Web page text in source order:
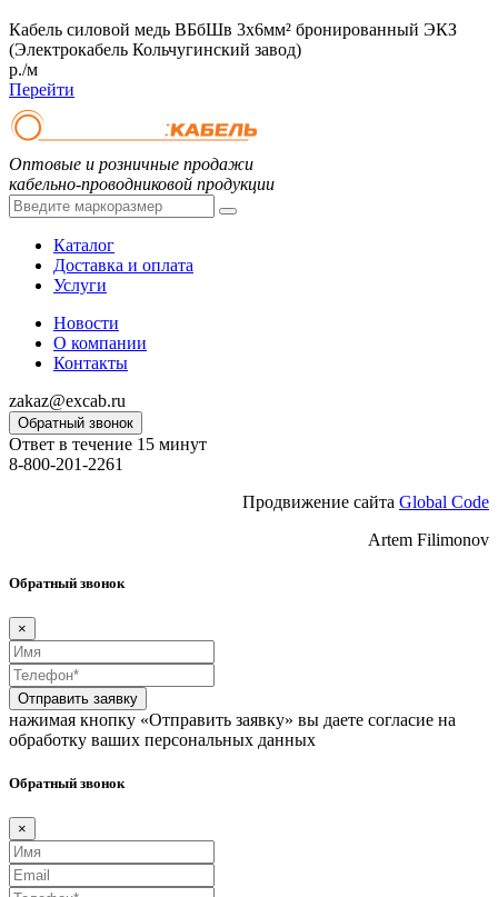
Кабель силовой медь ВБбШв 3x6мм² бронированный ЭКЗ
(Электрокабель Кольчугинский завод)
р./м
Перейти
Оптовые и розничные продажи
кабельно-проводниковой продукции
Каталог
Доставка и оплата
Услуги
Новости
О компании
Контакты
zakaz@excab.ru
Обратный звонок
Ответ в течение 15 минут
8-800-201-2261
Продвижение сайта Global Code
Artem Filimonov
Обратный звонок
×
Отправить заявку
нажимая кнопку «Отправить заявку» вы даете согласие на
обработку ваших персональных данных
Обратный звонок
×